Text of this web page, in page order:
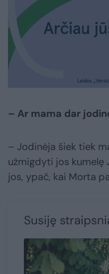
– Ar mama dar
– Jodinėja šiek tiek
užmigdyti jos kumelę
jos, ypač, kai Morta
Susiję